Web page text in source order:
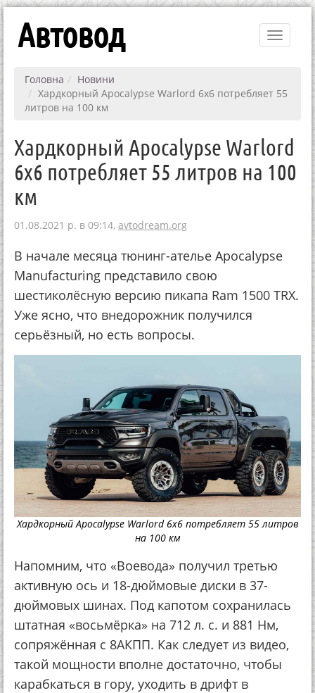
Toggle
Автовод
Головна
Новини
Хардкорный Apocalypse Warlord 6x6 потребляет 55
литров на 100 км
Хардкорный Apocalypse Warlord
6x6 потребляет 55 литров на 100
км
01.08.2021 р. в 09:14, avtodream.org
В начале месяца тюнинг-ателье Apocalypse
Manufacturing представило свою
шестиколёсную версию пикапа Ram 1500 TRX.
Уже ясно, что внедорожник получился
серьёзный, но есть вопросы.
Хардкорный Apocalypse Warlord 6x6 потребляет 55 литров
на 100 км
Напомним, что «Воевода» получил третью
активную ось и 18-дюймовые диски в 37-
дюймовых шинах. Под капотом сохранилась
штатная «восьмёрка» на 712 л. с. и 881 Нм,
сопряжённая с 8АКПП. Как следует из видео,
такой мощности вполне достаточно, чтобы
карабкаться в гору, уходить в дрифт в